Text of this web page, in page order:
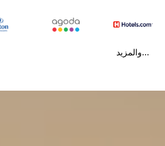
...والمزيد